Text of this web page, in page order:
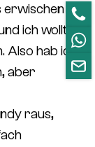
erwischen
ich wollte
Also hab ich
aber
raus,